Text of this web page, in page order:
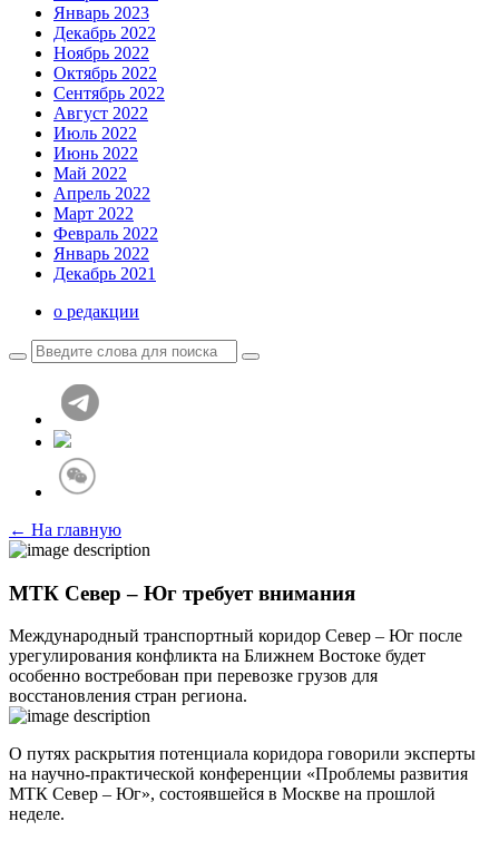
Январь 2023
Декабрь 2022
Ноябрь 2022
Октябрь 2022
Сентябрь 2022
Август 2022
Июль 2022
Июнь 2022
Май 2022
Апрель 2022
Март 2022
Февраль 2022
Январь 2022
Декабрь 2021
о редакции
← На главную
МТК Север – Юг требует внимания
Международный транспортный коридор Север – Юг после
урегулирования конфликта на Ближнем Востоке будет
особенно востребован при перевозке грузов для
восстановления стран региона.
О путях раскрытия потенциала коридора говорили эксперты
на научно-практической конференции «Проблемы развития
МТК Север – Юг», состоявшейся в Москве на прошлой
неделе.